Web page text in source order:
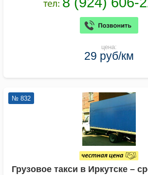
цена:
29 руб/км
№ 832
Грузовое такси в Иркутске –